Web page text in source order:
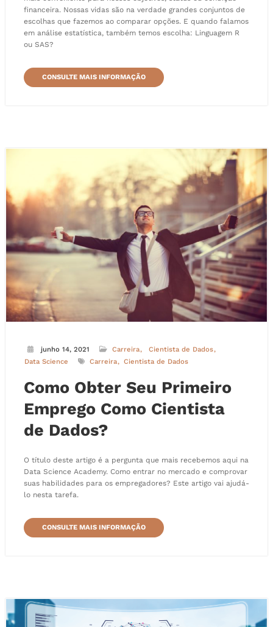
financeira. Nossas vidas são na verdade grandes conjuntos de
escolhas que fazemos ao comparar opções. E quando falamos
em análise estatística, também temos escolha: Linguagem R
ou SAS?
CONSULTE MAIS INFORMAÇÃO
junho 14, 2021 Carreira
Cientista de Dados
Data Science
Carreira Cientista de Dados
Como Obter Seu Primeiro
Emprego Como Cientista
de Dados?
O título deste artigo é a pergunta que mais recebemos aqui na
Data Science Academy. Como entrar no mercado e comprovar
suas habilidades para os empregadores? Este artigo vai ajudá-
lo nesta tarefa.
CONSULTE MAIS INFORMAÇÃO